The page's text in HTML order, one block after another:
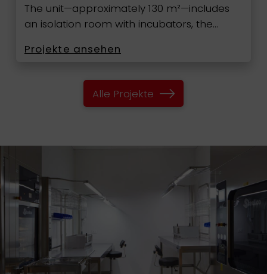
The unit—approximately 130 m²—includes
an isolation room with incubators, the…
Projekte ansehen
Alle Projekte